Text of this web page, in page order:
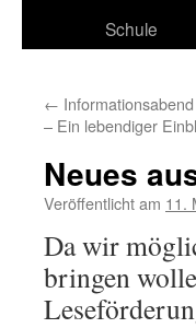
Schule
←
– Ein lebendiger
Neues
Veröffentlicht am 11.
Da wir
bringen